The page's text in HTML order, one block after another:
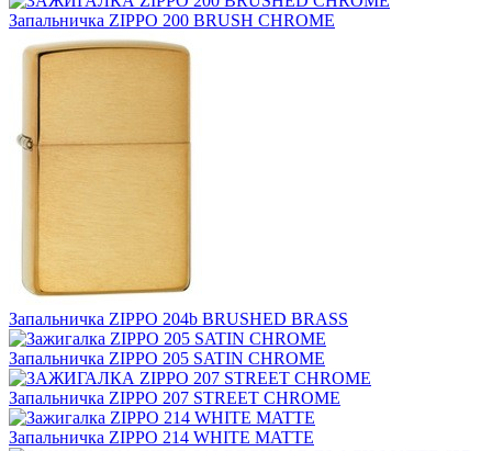
Запальничка ZIPPO 200 BRUSH CHROME
Запальничка ZIPPO 204b BRUSHED BRASS
Запальничка ZIPPO 205 SATIN CHROME
Запальничка ZIPPO 207 STREET CHROME
Запальничка ZIPPO 214 WHITE MATTE